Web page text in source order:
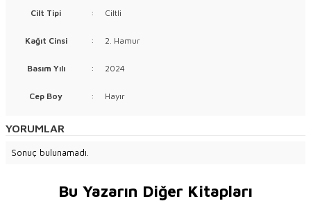
Cilt Tipi : Ciltli
Kağıt Cinsi : 2. Hamur
Basım Yılı : 2024
Cep Boy : Hayır
YORUMLAR
Sonuç bulunamadı.
Bu Yazarın Diğer Kitapları